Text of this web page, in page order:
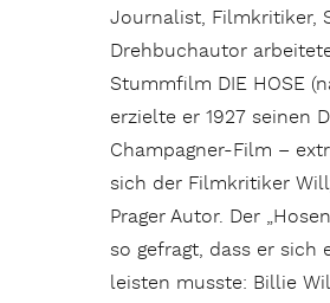
Journalist, Filmkritiker,
Drehbuchautor
Stummfilm DIE HOSE
erzielte er 1927 seinen
Champagner-Film –
sich der Filmkritiker
Prager Autor. Der
so gefragt, dass er sich
leisten musste: Billie